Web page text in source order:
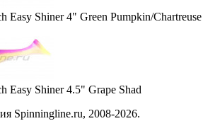
Easy Shiner 4" Green Pumpkin/Chartreuse
Easy Shiner 4.5" Grape Shad
Spinningline.ru, 2008-2026.